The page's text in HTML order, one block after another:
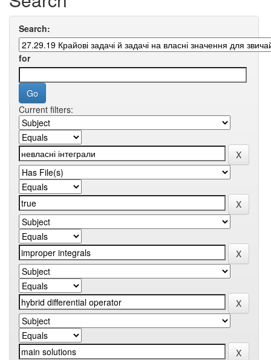
Search:
for
Current filters: